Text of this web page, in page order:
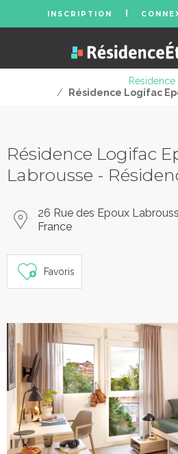
INSCRIPTION
Residence
/
Résidence Logifac
Résidence Logifac
Labrousse -
26 Rue des Epoux
France
Favoris